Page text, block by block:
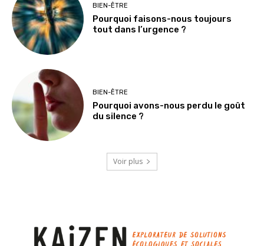
BIEN-ÊTRE
Pourquoi faisons-nous toujours
tout dans l’urgence ?
BIEN-ÊTRE
Pourquoi avons-nous perdu le goût
du silence ?
Voir plus